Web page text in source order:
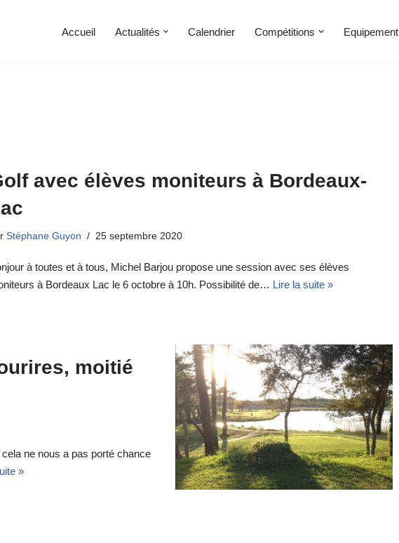
Accueil Actualités Calendrier Compétitions Equipement
avec élèves moniteurs à Bordeaux-
Stéphane Guyon 25 septembre 2020
à toutes et à tous, Michel Barjou propose une session avec ses élèves
à Bordeaux Lac le 6 octobre à 10h. Possibilité de… Lire la suite »
moitié
ne nous a pas porté chance
»